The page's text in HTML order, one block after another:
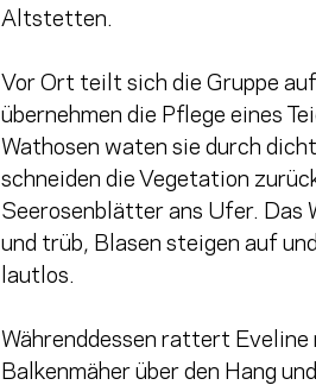
Altstetten.
Vor Ort teilt sich die Gruppe
übernehmen die Pflege eines
Wathosen waten sie durch
schneiden die Vegetation
Seerosenblätter ans Ufer. Das
und trüb, Blasen steigen auf
lautlos.
Währenddessen rattert Eveline
Balkenmäher über den Hang